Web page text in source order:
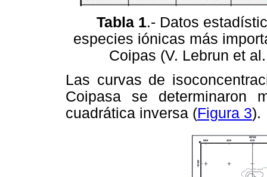
Tabla 1.- Datos
especies iónicas más
Coipas (V. Lebrun et
Las curvas de
Coipasa se determinaron
cuadrática inversa (Figura 3).